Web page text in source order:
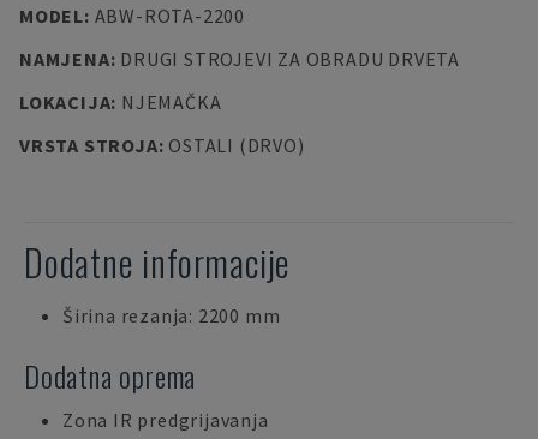
MODEL: ABW-ROTA-2200
NAMJENA: DRUGI STROJEVI ZA OBRADU DRVETA
LOKACIJA: NJEMAČKA
VRSTA STROJA: OSTALI (DRVO)
Dodatne informacije
Širina rezanja: 2200 mm
Dodatna oprema
Zona IR predgrijavanja